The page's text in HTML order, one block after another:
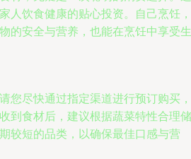
人饮食健康的贴心投资。自己烹饪，
的安全与营养，也能在烹饪中享受生
您尽快通过指定渠道进行预订购买，
到食材后，建议根据蔬菜特性合理储
较短的品类，以确保最佳口感与营